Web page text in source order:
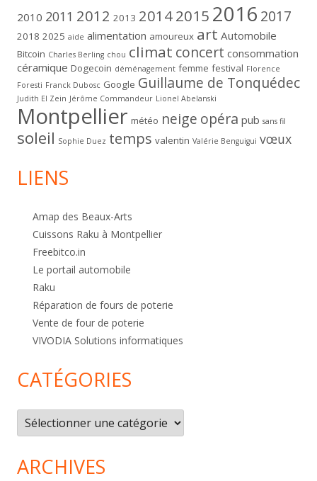
2010 2011 2012 2013 20142015 2016 2017
2018 2025 aide alimentation amoureux art Automobile
Bitcoin Charles Berling chou climat concert consommation
céramique Dogecoin déménagement femme festival Florence
Foresti Franck Dubosc Google Guillaume de Tonquédec
Judith El Zein Jérôme Commandeur Lionel Abelanski
Montpellier météo neige opéra pub sans fil
soleil Sophie Duez temps valentin Valérie Benguigui vœux
LIENS
Amap des Beaux-Arts
Cuissons Raku à Montpellier
Freebitco.in
Le portail automobile
Raku
Réparation de fours de poterie
Vente de four de poterie
VIVODIA Solutions informatiques
CATÉGORIES
Catégories
ARCHIVES